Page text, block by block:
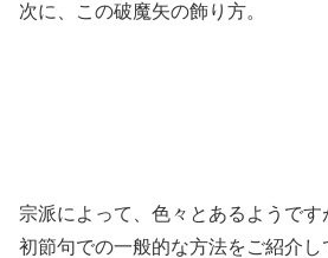
次に、この破魔矢の飾り方。
宗派によって、色々とあるようです
初節句での一般的な方法をご紹介し